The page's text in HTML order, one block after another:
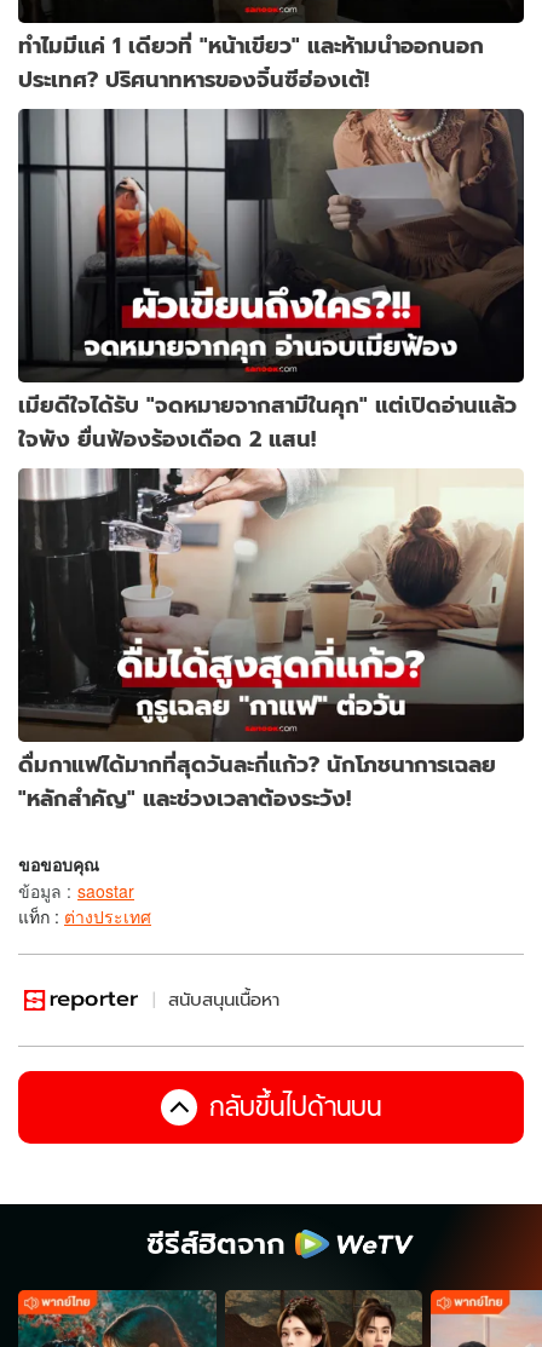
ทำไมมีแค่ 1 เดียวที่ "หน้าเขียว" และห้ามนำออกนอก
ประเทศ? ปริศนาทหารของจิ๋นซีฮ่องเต้!
เมียดีใจได้รับ "จดหมายจากสามีในคุก" แต่เปิดอ่านแล้ว
ใจพัง ยื่นฟ้องร้องเดือด 2 แสน!
ดื่มกาแฟได้มากที่สุดวันละกี่แก้ว? นักโภชนาการเฉลย
"หลักสำคัญ" และช่วงเวลาต้องระวัง!
ขอขอบคุณ
ข้อมูล : saostar
แท็ก : ต่างประเทศ
สนับสนุนเนื้อหา
กลับขึ้นไปด้านบน
ซีรีส์ฮิตจาก